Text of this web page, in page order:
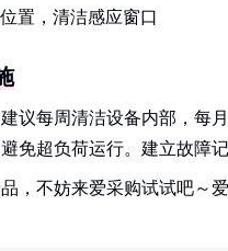
置，清洁感应窗口
议每周清洁设备内部，每
免超负荷运行。建立故障
，不妨来爱采购试试吧～